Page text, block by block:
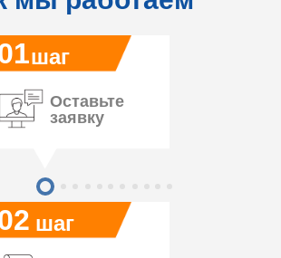
Оставьте
заявку
шаг
шаг